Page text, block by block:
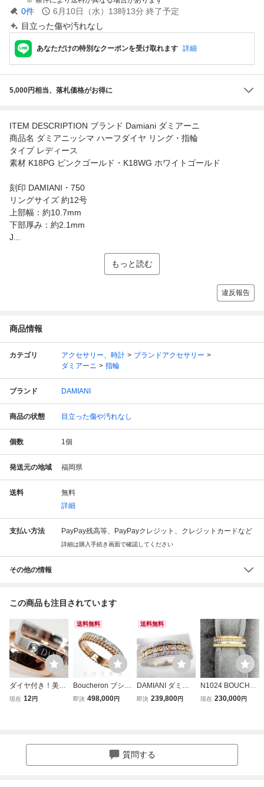
0件 6月10日（水）13時13分 終了予定
目立った傷や汚れなし
あなただけの特別なクーポンを受け取れます 詳細
5,000円相当、落札価格がお得に
ITEM DESCRIPTION ブランド Damiani ダミアーニ
商品名 ダミアニッシマ ハーフダイヤ リング・指輪
タイプ レディース
素材 K18PG ピンクゴールド・K18WG ホワイトゴールド
刻印 DAMIANI・750
リングサイズ 約12号
上部幅：約10.7mm
下部厚み：約2.1mm
J...
もっと読む
違反報告
商品情報
カテゴリ アクセサリー、時計
ブランドアクセサリー
ダミアーニ
指輪
ブランド DAMIANI
商品の状態 目立った傷や汚れなし
個数 1個
発送元の地域 福岡県
送料
無料
詳細
支払い方法 PayPay残高等、PayPayクレジット、クレジットカードなど
詳細は購入手続き画面で確認してください
その他の情報
この商品も注目されています
ダイヤ付き！美品
ダミアーニ K18P
現在 12円
送料無料
Boucheron ブシュ
ロン K18PG K18
3.1g レディース
即決 498,000円
送料無料
DAMIANI ダミア
ーニ ベルエポック
ゴールド ホワイト
ゴールド 4340
即決 239,800円
N1024 BOUCHE
RON ブシュロン
現在 230,000円
質問する